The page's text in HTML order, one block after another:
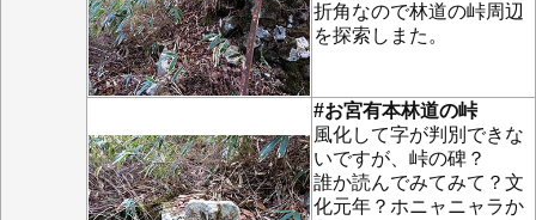
折角なので林道の峠周辺
を探索しまた。
#お宮有本林道の峠
風化して字が判別できな
いですが、峠の碑？
誰か読んでみてみて？文
化元年？ホニャニャラか